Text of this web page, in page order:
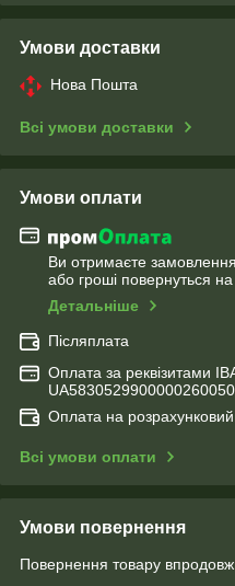
Умови доставки
Нова Пошта
Всі умови доставки
Умови оплати
Ви отримаєте замовлення
або гроші повернуться
Детальніше
Післяплата
Оплата за реквізитами
Оплата на
Всі умови оплати
Умови повернення
Повернення товару